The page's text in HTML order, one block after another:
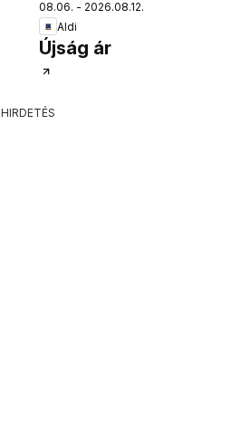
08.06. - 2026.08.12.
Aldi
Újság ár
HIRDETÉS